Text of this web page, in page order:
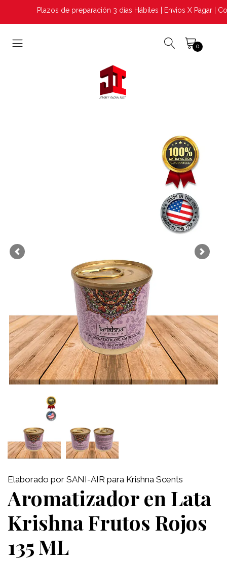
Plazos de preparación 3 días Hábiles | Envios X Pagar |
0
Previous Next
Elaborado por SANI-AIR para Krishna Scents
Aromatizador en Lata
Krishna Frutos Rojos
135 ML